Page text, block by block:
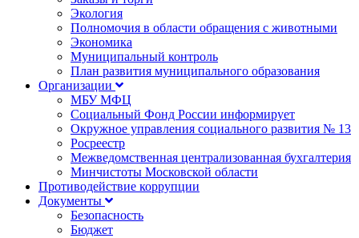
Экология
Полномочия в области обращения с животными
Экономика
Муниципальный контроль
План развития муниципального образования
Организации
МБУ МФЦ
Социальный Фонд России информирует
Окружное управления социального развития № 13
Росреестр
Межведомственная централизованная бухгалтерия
Минчистоты Московской области
Противодействие коррупции
Документы
Безопасность
Бюджет